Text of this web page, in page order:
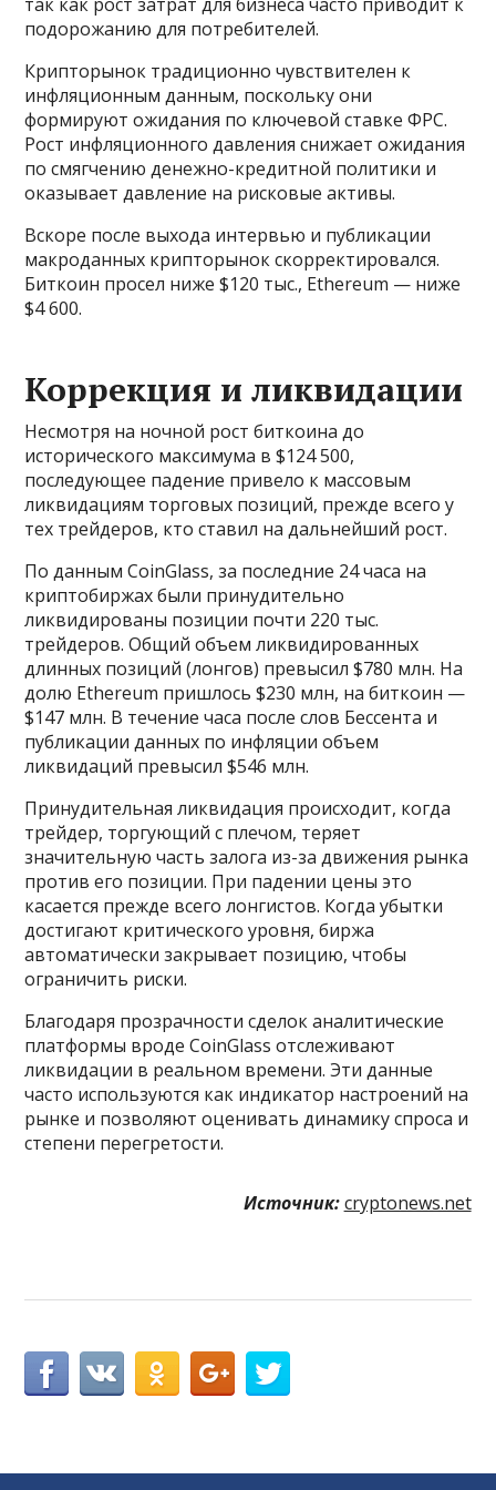
подорожанию для потребителей.
Крипторынок традиционно чувствителен к
инфляционным данным, поскольку они
формируют ожидания по ключевой ставке ФРС.
Рост инфляционного давления снижает ожидания
по смягчению денежно-кредитной политики и
оказывает давление на рисковые активы.
Вскоре после выхода интервью и публикации
макроданных крипторынок скорректировался.
Биткоин просел ниже $120 тыс., Ethereum — ниже
$4 600.
Коррекция и ликвидации
Несмотря на ночной рост биткоина до
исторического максимума в $124 500,
последующее падение привело к массовым
ликвидациям торговых позиций, прежде всего у
тех трейдеров, кто ставил на дальнейший рост.
По данным CoinGlass, за последние 24 часа на
криптобиржах были принудительно
ликвидированы позиции почти 220 тыс.
трейдеров. Общий объем ликвидированных
длинных позиций (лонгов) превысил $780 млн. На
долю Ethereum пришлось $230 млн, на биткоин —
$147 млн. В течение часа после слов Бессента и
публикации данных по инфляции объем
ликвидаций превысил $546 млн.
Принудительная ликвидация происходит, когда
трейдер, торгующий с плечом, теряет
значительную часть залога из-за движения рынка
против его позиции. При падении цены это
касается прежде всего лонгистов. Когда убытки
достигают критического уровня, биржа
автоматически закрывает позицию, чтобы
ограничить риски.
Благодаря прозрачности сделок аналитические
платформы вроде CoinGlass отслеживают
ликвидации в реальном времени. Эти данные
часто используются как индикатор настроений на
рынке и позволяют оценивать динамику спроса и
степени перегретости.
Источник: cryptonews.net